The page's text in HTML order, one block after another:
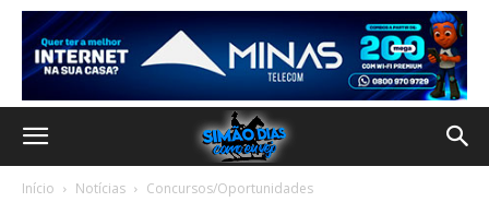
Início Notícias Concursos/Oportunidades